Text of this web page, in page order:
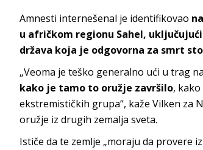
Amnesti internešenal je identifikovao
u afričkom regionu Sahel,
država koja je odgovorna za smrt
„Veoma je teško generalno ući u trag
kako je tamo to oružje završilo,
ekstremističkih grupa“, kaže Vilken za
oružje iz drugih zemalja sveta.
Ističe da te zemlje „moraju da provere